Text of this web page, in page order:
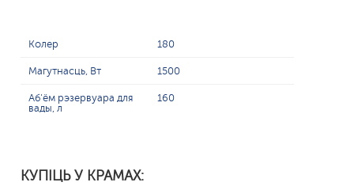
Колер 180
Магутнасць, Вт 1500
Аб'ём рэзервуара для
вады, л
160
КУПІЦЬ У КРАМАХ: